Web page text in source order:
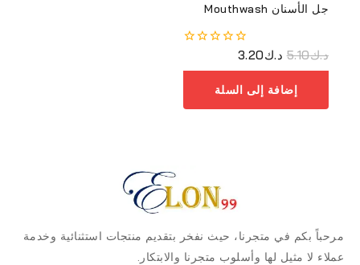
جل الأسنان Mouthwash
د.ك5.10 د.ك3.20
إضافة إلى السلة
مرحباً بكم في متجرنا، حيث نفخر بتقديم منتجات استثنائية وخدمة
عملاء لا مثيل لها وأسلوب متجرنا والابتكار.